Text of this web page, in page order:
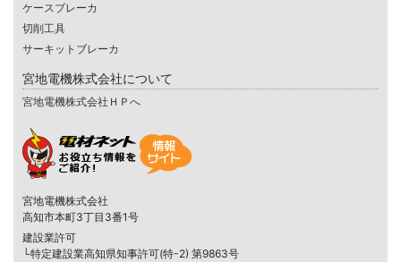
ケースブレーカ
切削工具
サーキットブレーカ
宮地電機株式会社について
宮地電機株式会社ＨＰへ
宮地電機株式会社
高知市本町3丁目3番1号
建設業許可
└特定建設業高知県知事許可(特-2) 第9863号